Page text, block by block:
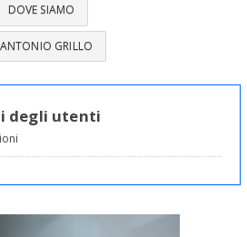
DOVE SIAMO
GRILLO
degli utenti